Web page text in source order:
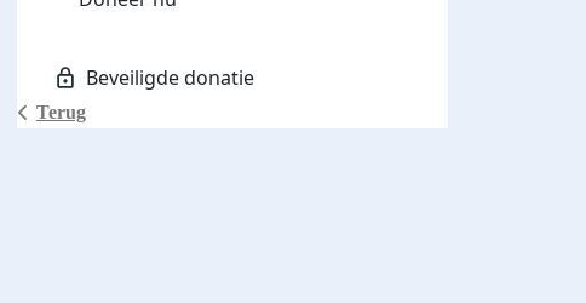
Terug